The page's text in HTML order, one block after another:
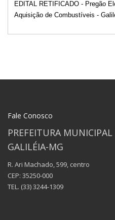
EDITAL RETIFICADO - Pregão
Aquisição de Combustíveis -
Fale Conosco
PREFEITURA MUNICIPAL
GALILÉIA-MG
R. Ari Machado, 599, centro
CEP: 35250-000
TEL. (33) 3244-1309